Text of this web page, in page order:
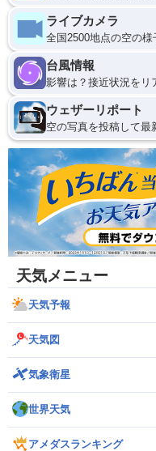
ライブカメラ
全国2500地点の空の様
台風情報
影響は？接近状況をリ
ウェザーリポート
空の写真を投稿して最
天気メニュー
天気予報
天気図
気象衛星
世界天気
アメダスランキング